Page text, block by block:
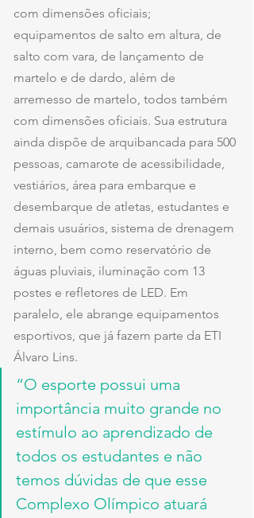
com dimensões oficiais;
equipamentos de salto em altura, de
salto com vara, de lançamento de
martelo e de dardo, além de
arremesso de martelo, todos também
com dimensões oficiais. Sua estrutura
ainda dispõe de arquibancada para 500
pessoas, camarote de acessibilidade,
vestiários, área para embarque e
desembarque de atletas, estudantes e
demais usuários, sistema de drenagem
interno, bem como reservatório de
águas pluviais, iluminação com 13
postes e refletores de LED. Em
paralelo, ele abrange equipamentos
esportivos, que já fazem parte da ETI
Álvaro Lins.
“O esporte possui uma
importância muito grande no
estímulo ao aprendizado de
todos os estudantes e não
temos dúvidas de que esse
Complexo Olímpico atuará